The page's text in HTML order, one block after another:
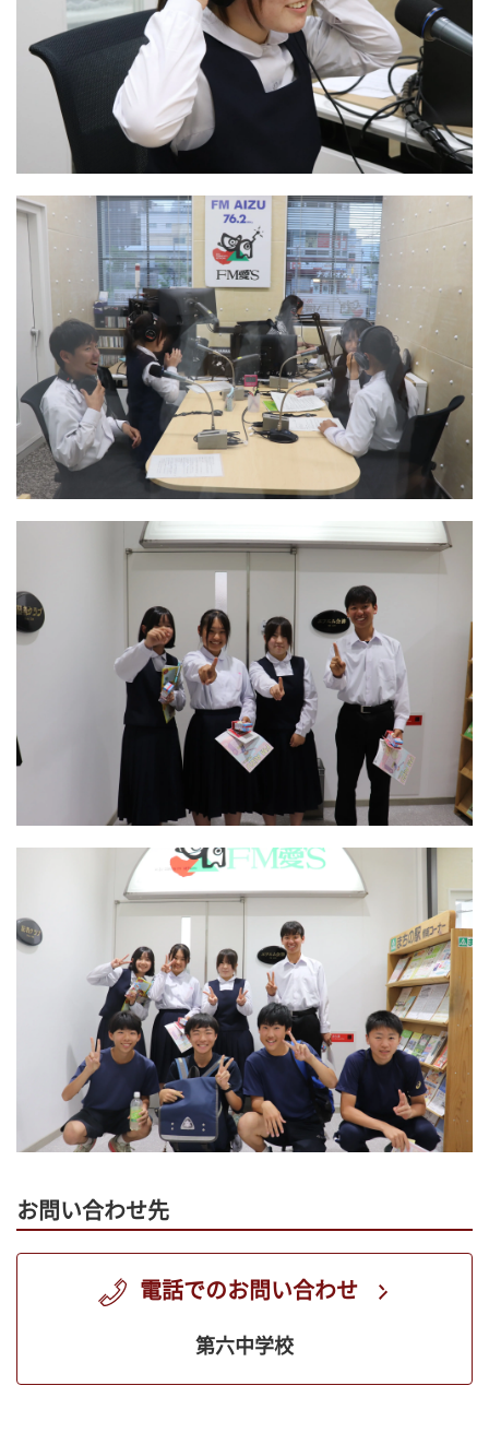
お問い合わせ先
電話でのお問い合わせ
第六中学校